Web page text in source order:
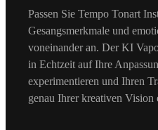
Passen Sie Tempo Tonart
Gesangsmerkmale und
voneinander an. Der KI
in Echtzeit auf Ihre
experimentieren und Ihren
genau Ihrer kreativen Vision